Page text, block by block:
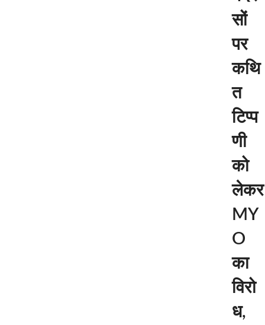
सों
पर
कथि
त
टिप्प
णी
को
लेकर
MY
O
का
विरो
ध,